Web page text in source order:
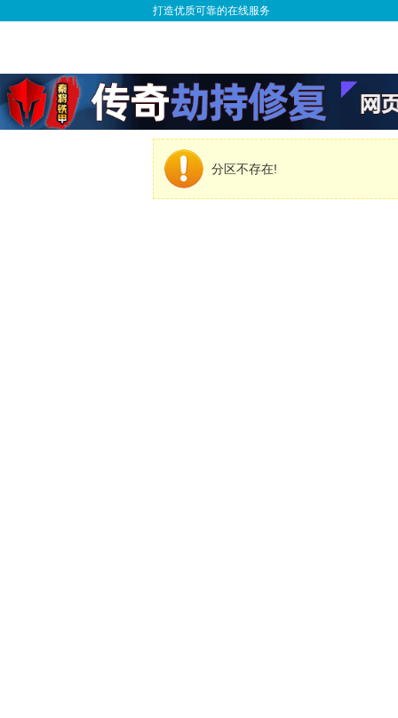
打造优质可靠的在线服务
分区不存在!